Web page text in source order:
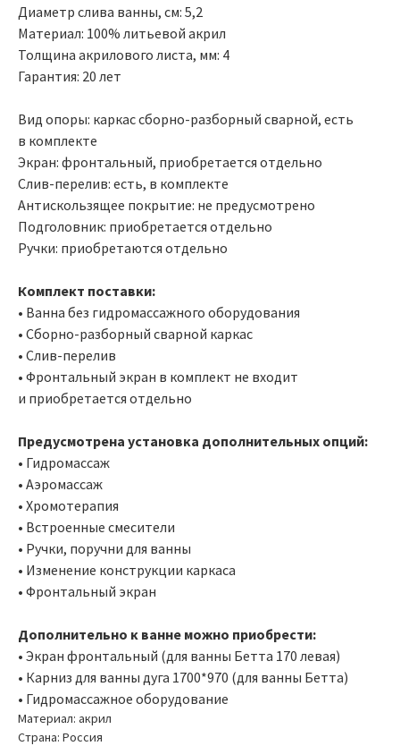
Диаметр слива ванны, см: 5,2
Материал: 100% литьевой акрил
Толщина акрилового листа, мм: 4
Гарантия: 20 лет
Вид опоры: каркас сборно-разборный сварной, есть
в комплекте
Экран: фронтальный, приобретается отдельно
Слив-перелив: есть, в комплекте
Антискользящее покрытие: не предусмотрено
Подголовник: приобретается отдельно
Ручки: приобретаются отдельно
Комплект поставки:
• Ванна без гидромассажного оборудования
• Сборно-разборный сварной каркас
• Слив-перелив
• Фронтальный экран в комплект не входит
и приобретается отдельно
Предусмотрена установка дополнительных опций:
• Гидромассаж
• Аэромассаж
• Хромотерапия
• Встроенные смесители
• Ручки, поручни для ванны
• Изменение конструкции каркаса
• Фронтальный экран
Дополнительно к ванне можно приобрести:
• Экран фронтальный (для ванны Бетта 170 левая)
• Карниз для ванны дуга 1700*970 (для ванны Бетта)
• Гидромассажное оборудование
Материал: акрил
Страна: Россия